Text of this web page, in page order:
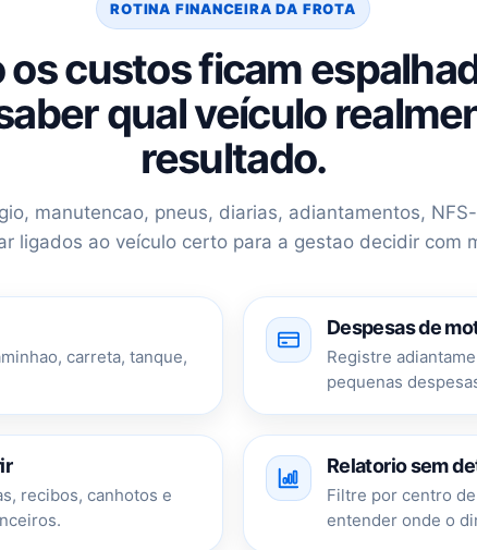
ROTINA FINANCEIRA DA FROTA
os custos ficam
qual veículo
resultado.
manutencao, pneus, diarias, adiantamentos,
ligados ao veículo certo para a gestao decidir com
carreta, tanque,
Despesas de
Registre
pequenas
recibos, canhotos e
Relatorio sem
Filtre por centro
entender onde o